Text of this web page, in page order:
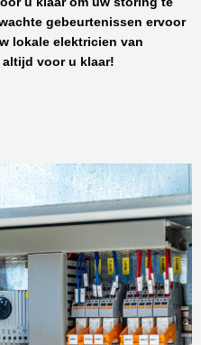
gebeurtenissen ervoor
lokale elektricien van
altijd voor u klaar!